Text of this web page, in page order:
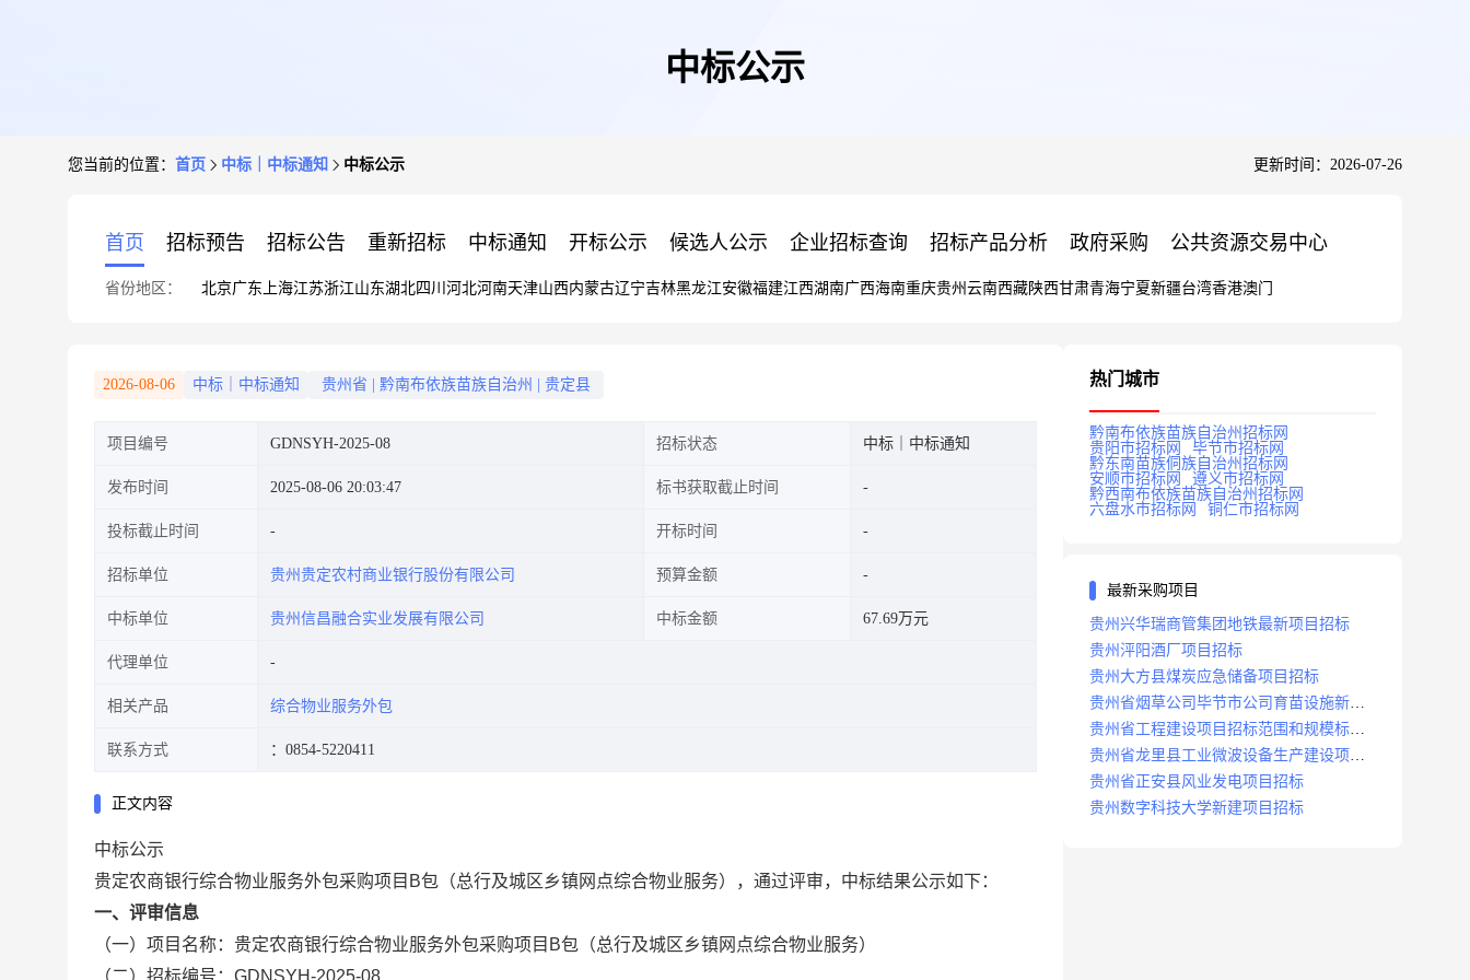
中标公示
您当前的位置： 首页 中标｜中标通知 中标公示 更新时间：2026-07-26
首页 招标预告 招标公告 重新招标 中标通知 开标公示 候选人公示 企业招标查询 招标产品分析 政府采购 公共资源交易中心
省份地区： 北京广东 上海江苏浙江山东湖北四川 河北河南天津山西内蒙古辽宁吉林黑龙江安徽福建江西湖南广西海南重庆贵州 云南西藏陕西甘肃青海宁夏新疆台湾香港澳门
2026-08-06 中标｜中标通知 贵州省 黔南布依族苗族自治州 贵定县
项目编号 GDNSYH-2025-08 招标状态 中标｜中标通知
发布时间 2025-08-06 20:03:47 标书获取截止时间
投标截止时间 开标时间
招标单位 贵州贵定农村商业银行股份有限公司 预算金额
中标单位 贵州信昌融合实业发展有限公司 中标金额 67.69万元
代理单位
相关产品 综合物业服务外包
联系方式 ：0854-5220411
正文内容
中标公示
贵定农商银行综合物业服务外包采购项目B包（总行及城区乡镇网点综合物业服务），通过评审，中标结果公示如下：
一、评审信息
（一）项目名称：贵定农商银行综合物业服务外包采购项目B包（总行及城区乡镇网点综合物业服务）
（二）招标编号：GDNSYH-2025-08
热门城市
黔南布依族苗族自治州招标网
贵阳市招标网
毕节市招标网
黔东南苗族侗族自治州招标网
安顺市招标网
遵义市招标网
黔西南布依族苗族自治州招标网
六盘水市招标网
铜仁市招标网
最新采购项目
贵州兴华瑞商管集团地铁最新项目招标
贵州泙阳酒厂项目招标
贵州大方县煤炭应急储备项目招标
贵州省烟草公司毕节市公司育苗设施新建
及修复项目招标公告
贵州省工程建设项目招标范围和规模标准
规定
贵州省龙里县工业微波设备生产建设项目
招标
贵州省正安县风业发电项目招标
贵州数字科技大学新建项目招标